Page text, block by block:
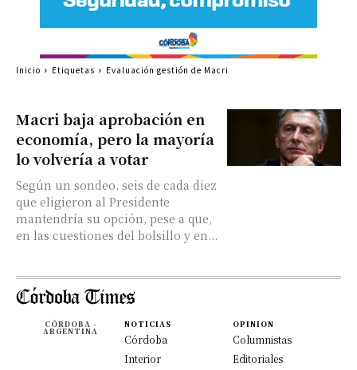
Macri baja aprobación en
economía, pero la mayoría
lo volvería a votar
Según un sondeo, seis de cada diez
que eligieron al Presidente
mantendría su opción, pese a que,
en las cuestiones del bolsillo y en...
Inicio Etiquetas Evaluación gestión de Macri
CÓRDOBA -
ARGENTINA
NOTICIAS
Córdoba
Interior
OPINION
Columnistas
Editoriales